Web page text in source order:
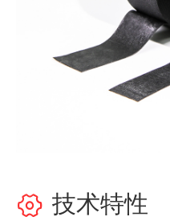
 技术特性